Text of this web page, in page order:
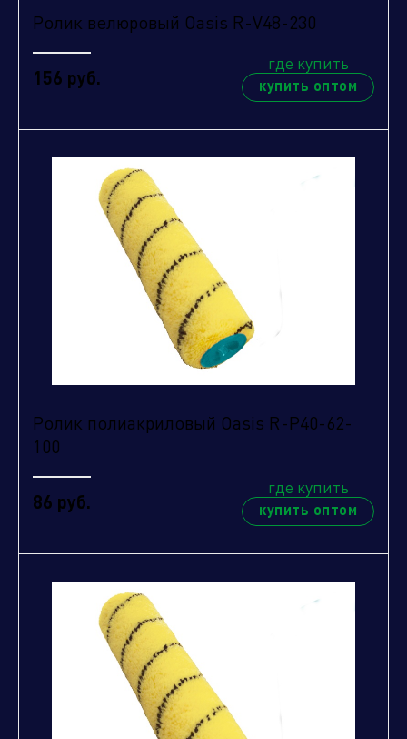
Ролик велюровый Oasis R-V48-230
156 руб.
где купить
купить оптом
Ролик полиакриловый Oasis R-P40-62-
100
86 руб.
где купить
купить оптом